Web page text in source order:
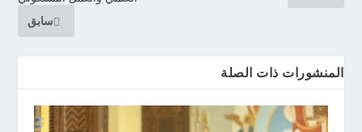
سابق
المنشورات ذات الصلة